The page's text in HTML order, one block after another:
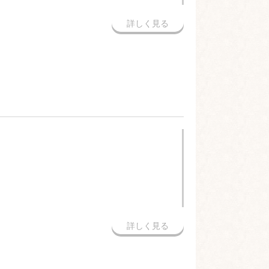
詳しく見る
詳しく見る